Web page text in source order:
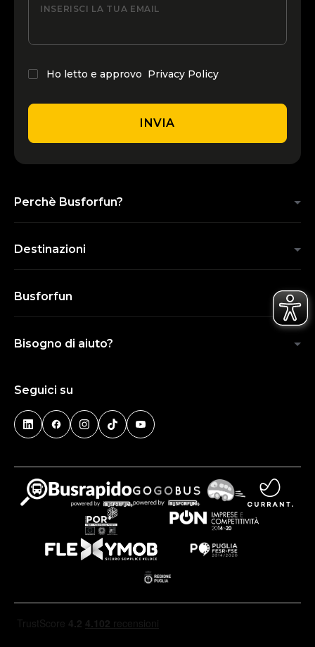
INSERISCI LA TUA EMAIL
Ho letto e approvo Privacy Policy
INVIA
Perchè Busforfun?
Destinazioni
Busforfun
Bisogno di aiuto?
Seguici su